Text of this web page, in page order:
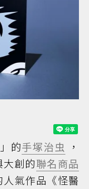
的手塚治虫 ，
創的聯名商品
氣作品《怪醫